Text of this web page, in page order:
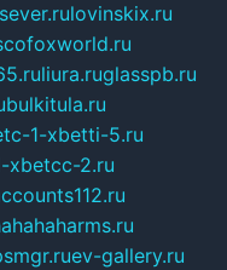
lovinskix.ru
liura.ruglasspb.ru
bulkitula.ru
1-xbetti-5.ru
xbetcc-2.ru
ev-gallery.ru